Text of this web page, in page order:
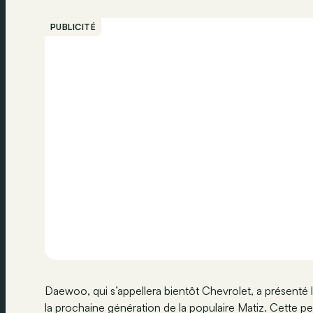
PUBLICITÉ
Daewoo, qui s’appellera bientôt Chevrolet, a
la prochaine génération de la populaire Matiz. Cette